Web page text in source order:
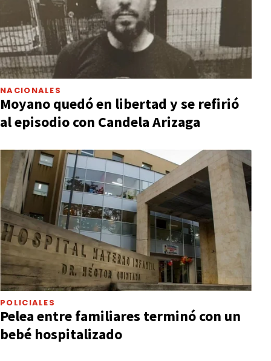
NACIONALES
Moyano quedó en libertad y se refirió
al episodio con Candela Arizaga
POLICIALES
Pelea entre familiares terminó con un
bebé hospitalizado